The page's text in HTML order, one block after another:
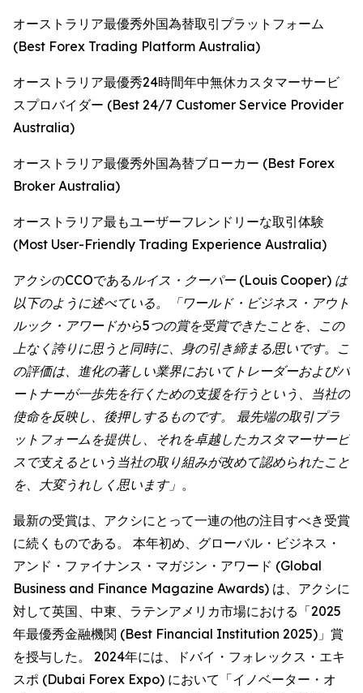
オーストラリア最優秀外国為替取引プラットフォーム
(Best Forex Trading Platform Australia)
オーストラリア最優秀24時間年中無休カスタマーサービ
スプロバイダー (Best 24/7 Customer Service Provider
Australia)
オーストラリア最優秀外国為替ブローカー (Best Forex
Broker Australia)
オーストラリア最もユーザーフレンドリーな取引体験
(Most User-Friendly Trading Experience Australia)
アクシのCCOであるルイス・クーパー (Louis Cooper) は
以下のように述べている。「ワールド・ビジネス・アウト
ルック・アワードから5つの賞を受賞できたことを、この
上なく誇りに思うと同時に、身の引き締まる思いです。 こ
の評価は、進化の著しい業界においてトレーダーおよびパ
ートナーが一歩先を行くための支援を行うという、当社の
使命を反映し、後押しするものです。 最先端の取引プラ
ットフォームを提供し、それを卓越したカスタマーサービ
スで支えるという当社の取り組みが改めて認められたこと
を、大変うれしく思います」 。
最新の受賞は、アクシにとって一連の他の注目すべき受賞
に続くものである。 本年初め、グローバル・ビジネス・
アンド・ファイナンス・マガジン・アワード (Global
Business and Finance Magazine Awards) は、アクシに
対して英国、中東、ラテンアメリカ市場における「2025
年最優秀金融機関 (Best Financial Institution 2025)」賞
を授与した。 2024年には、ドバイ・フォレックス・エキ
スポ (Dubai Forex Expo) において「イノベーター・オ